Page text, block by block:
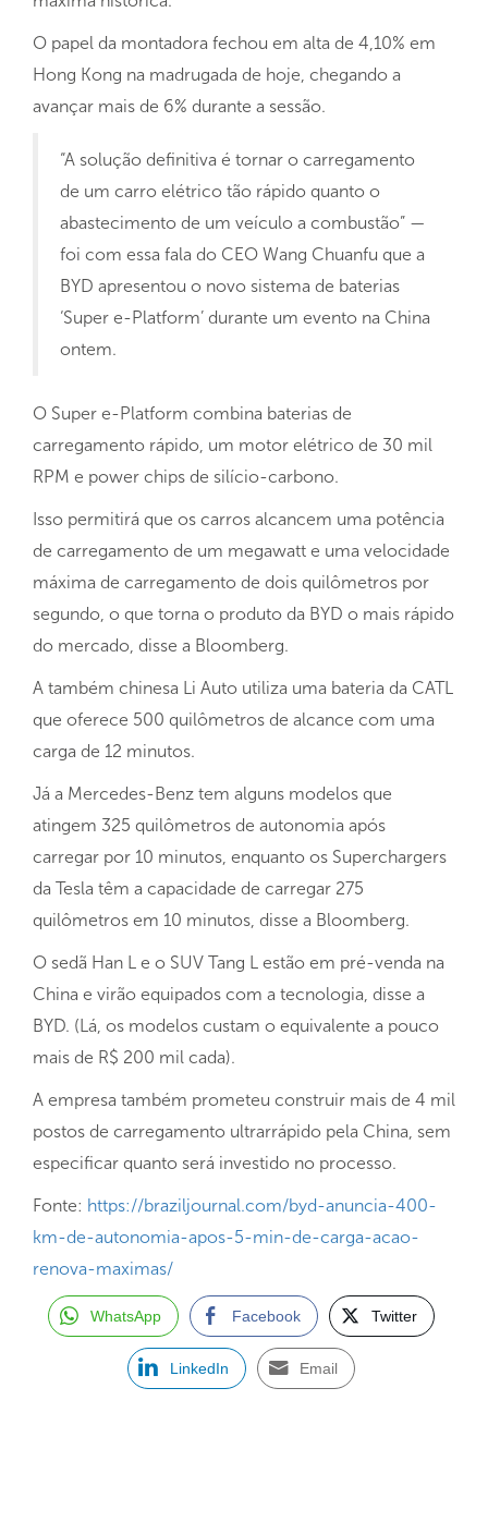
O papel da montadora fechou em alta de 4,10% em
Hong Kong na madrugada de hoje, chegando a
avançar mais de 6% durante a sessão.
“A solução definitiva é tornar o carregamento
de um carro elétrico tão rápido quanto o
abastecimento de um veículo a combustão” —
foi com essa fala do CEO Wang Chuanfu que a
BYD apresentou o novo sistema de baterias
‘Super e-Platform’ durante um evento na China
ontem.
O Super e-Platform combina baterias de
carregamento rápido, um motor elétrico de 30 mil
RPM e power chips de silício-carbono.
Isso permitirá que os carros alcancem uma potência
de carregamento de um megawatt e uma velocidade
máxima de carregamento de dois quilômetros por
segundo, o que torna o produto da BYD o mais rápido
do mercado, disse a Bloomberg.
A também chinesa Li Auto utiliza uma bateria da CATL
que oferece 500 quilômetros de alcance com uma
carga de 12 minutos.
Já a Mercedes-Benz tem alguns modelos que
atingem 325 quilômetros de autonomia após
carregar por 10 minutos, enquanto os Superchargers
da Tesla têm a capacidade de carregar 275
quilômetros em 10 minutos, disse a Bloomberg.
O sedã Han L e o SUV Tang L estão em pré-venda na
China e virão equipados com a tecnologia, disse a
BYD. (Lá, os modelos custam o equivalente a pouco
mais de R$ 200 mil cada).
A empresa também prometeu construir mais de 4 mil
postos de carregamento ultrarrápido pela China, sem
especificar quanto será investido no processo.
Fonte: https://braziljournal.com/byd-anuncia-400-
km-de-autonomia-apos-5-min-de-carga-acao-
renova-maximas/
WhatsApp Facebook Twitter
LinkedIn Email